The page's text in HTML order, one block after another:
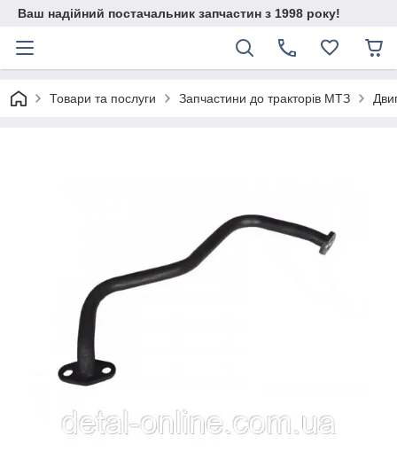
Ваш надійний постачальник запчастин з 1998 року!
Товари та послуги Запчастини до тракторів МТЗ